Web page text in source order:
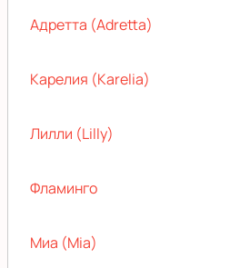
Адретта (Adretta)
Карелия (Karelia)
Лилли (Lilly)
Фламинго
Миа (Mia)